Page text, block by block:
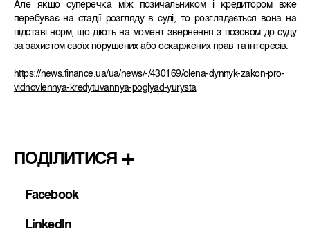
Але якщо суперечка між позичальником і кредитором вже
перебуває на стадії розгляду в суді, то розглядається вона на
підставі норм, що діють на момент звернення з позовом до суду
за захистом своїх порушених або оскаржених прав та інтересів.
https://news.finance.ua/ua/news/-/430169/olena-dynnyk-zakon-pro-
vidnovlennya-kredytuvannya-poglyad-yurysta
ПОДІЛИТИСЯ
Facebook
LinkedIn